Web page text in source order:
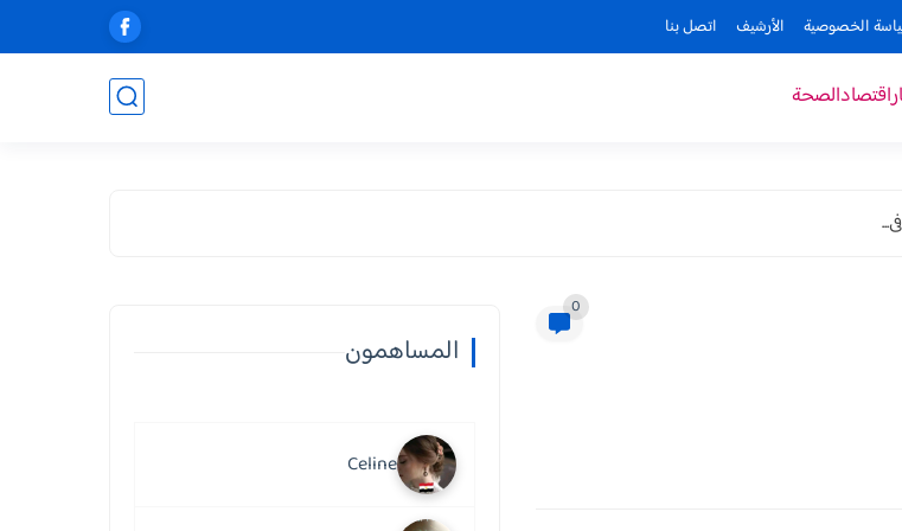
الخصوصية الأرشيف اتصل بنا
اقتصادالصحة
0
المساهمون
Celine